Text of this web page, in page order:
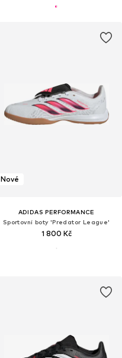
Nové
ADIDAS PERFORMANCE
Sportovní boty 'Predator League'
1 800 Kč